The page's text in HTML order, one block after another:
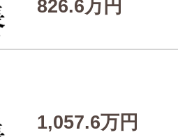
826.6万円
1,057.6万円